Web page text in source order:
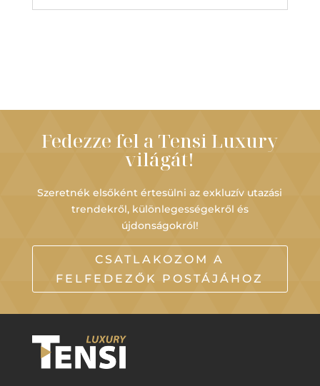
Fedezze fel a Tensi Luxury
világát!
Szeretnék elsőként értesülni az exkluzív utazási
trendekről, különlegességekről és
újdonságokról!
CSATLAKOZOM A
FELFEDEZŐK POSTÁJÁHOZ